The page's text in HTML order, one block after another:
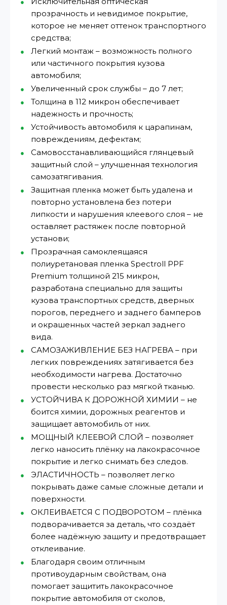
прозрачность и невидимое покрытие,
которое не меняет оттенок транспортного
средства;
Легкий монтаж – возможность полного
или частичного покрытия кузова
автомобиля;
Увеличенный срок службы – до 7 лет;
Толщина в 112 микрон обеспечивает
надежность и прочность;
Устойчивость автомобиля к царапинам,
повреждениям, дефектам;
Самовосстанавливающийся глянцевый
защитный слой – улучшенная технология
самозатягивания.
Защитная пленка может быть удалена и
повторно установлена без потери
липкости и нарушения клеевого слоя – не
оставляет растяжек после повторной
установи;
Прозрачная самоклеящаяся
полиуретановая пленка Spectroll PPF
Premium толщиной 215 микрон,
разработана специально для защиты
кузова транспортных средств, дверных
порогов, переднего и заднего бамперов
и окрашенных частей зеркал заднего
вида.
САМОЗАЖИВЛЕНИЕ БЕЗ НАГРЕВА – при
легких повреждениях затягивается без
необходимости нагрева. Достаточно
провести несколько раз мягкой тканью.
УСТОЙЧИВА К ДОРОЖНОЙ ХИМИИ – не
боится химии, дорожных реагентов и
защищает автомобиль от них.
МОЩНЫЙ КЛЕЕВОЙ СЛОЙ – позволяет
легко наносить плёнку на лакокрасочное
покрытие и легко снимать без следов.
ЭЛАСТИЧНОСТЬ – позволяет легко
покрывать даже самые сложные детали и
поверхности.
ОКЛЕИВАЕТСЯ С ПОДВОРОТОМ – плёнка
подворачивается за деталь, что создаёт
более надёжную защиту и предотвращает
отклеивание.
Благодаря своим отличным
противоударным свойствам, она
помогает защитить лакокрасочное
покрытие автомобиля от сколов,